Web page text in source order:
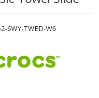
6WY-TWED-W6